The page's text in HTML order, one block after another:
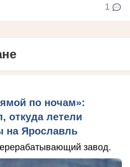
1
по ночам»:
откуда летели
на Ярославль
завод.